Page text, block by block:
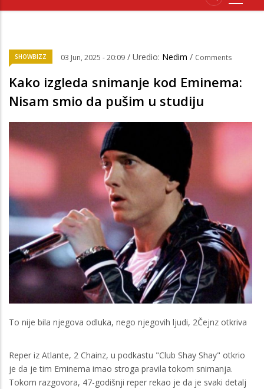
SHOWBIZZ 03 Jun, 2025 - 20:09 / Uredio: Nedim / Comments
Kako izgleda snimanje kod Eminema:
Nisam smio da pušim u studiju
To nije bila njegova odluka, nego njegovih ljudi, 2Čejnz otkriva
Reper iz Atlante, 2 Chainz, u podkastu "Club Shay Shay" otkrio
je da je tim Eminema imao stroga pravila tokom snimanja.
Tokom razgovora, 47-godišnji reper rekao je da je svaki detalj